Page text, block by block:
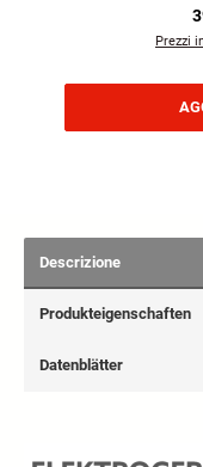
Prezzi
Descrizione
Produkteigenschaften
Datenblätter